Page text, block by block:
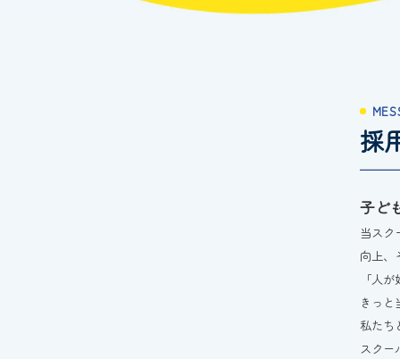
採
子ど
当スク
向上、
「人
きっと
私たち
スクー